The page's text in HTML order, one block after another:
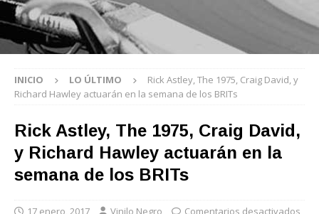
INICIO LO ÚLTIMO
Rick Astley, The 1975, Craig David, y
Richard Hawley actuarán en la semana de los BRITs
Rick Astley, The 1975, Craig David,
y Richard Hawley actuarán en la
semana de los BRITs
17 enero, 2017 Vinilo Negro Comentarios desactivados